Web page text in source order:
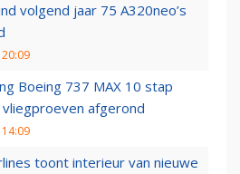
volgend jaar 75 A320neo’s
Boeing 737 MAX 10 stap
afgerond
toont interieur van nieuwe